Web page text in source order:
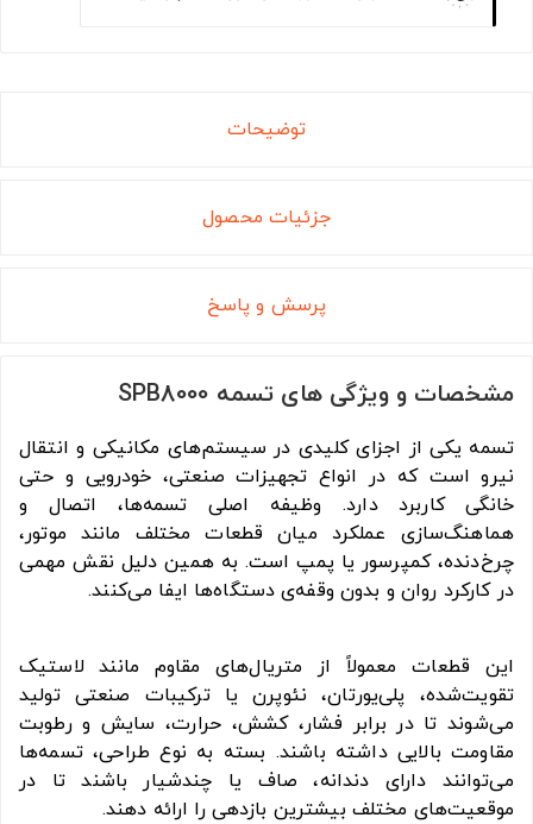
توضیحات
جزئیات محصول
پرسش و پاسخ
مشخصات و ویژگی های تسمه SPB8000
تسمه یکی از اجزای کلیدی در سیستم‌های مکانیکی و انتقال
نیرو است که در انواع تجهیزات صنعتی، خودرویی و حتی
خانگی کاربرد دارد. وظیفه اصلی تسمه‌ها، اتصال و
هماهنگ‌سازی عملکرد میان قطعات مختلف مانند موتور،
چرخ‌دنده، کمپرسور یا پمپ است. به همین دلیل نقش مهمی
در کارکرد روان و بدون وقفه‌ی دستگاه‌ها ایفا می‌کنند.
این قطعات معمولاً از متریال‌های مقاوم مانند لاستیک
تقویت‌شده، پلی‌یورتان، نئوپرن یا ترکیبات صنعتی تولید
می‌شوند تا در برابر فشار، کشش، حرارت، سایش و رطوبت
مقاومت بالایی داشته باشند. بسته به نوع طراحی، تسمه‌ها
می‌توانند دارای دندانه، صاف یا چندشیار باشند تا در
موقعیت‌های مختلف بیشترین بازدهی را ارائه دهند.